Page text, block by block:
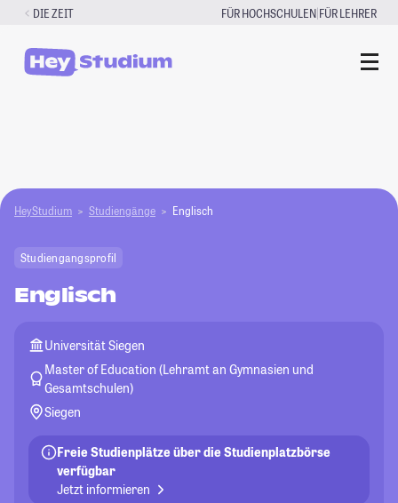
Zum
springen
DIE ZEIT FÜR HOCHSCHULEN|FÜR LEHRER
HeyStudium Studiengänge Englisch
Studiengangsprofil
Englisch
Universität Siegen
Master of Education (Lehramt an Gymnasien und
Gesamtschulen)
Siegen
Freie Studienplätze über die Studienplatzbörse
verfügbar
Jetzt informieren